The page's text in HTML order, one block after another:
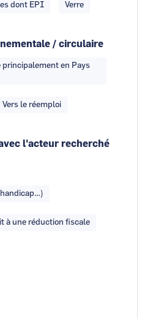
dont EPI Verre
/ circulaire
principalement en Pays
Vers le réemploi
l'acteur recherché
à une réduction fiscale